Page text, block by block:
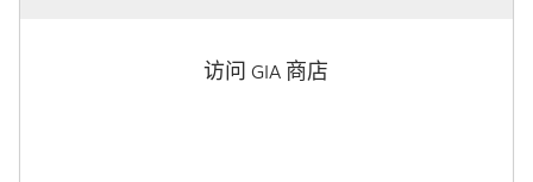
访问 GIA 商店